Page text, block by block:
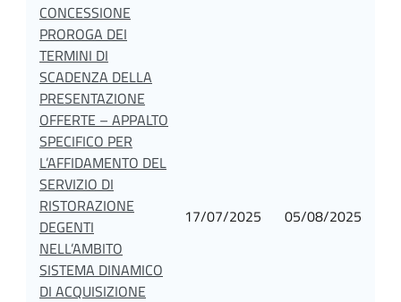
CONCESSIONE
PROROGA DEI
TERMINI DI
SCADENZA DELLA
PRESENTAZIONE
OFFERTE – APPALTO
SPECIFICO PER
L’AFFIDAMENTO DEL
SERVIZIO DI
RISTORAZIONE
DEGENTI
NELL’AMBITO
SISTEMA DINAMICO
DI ACQUISIZIONE
17/07/2025 05/08/2025